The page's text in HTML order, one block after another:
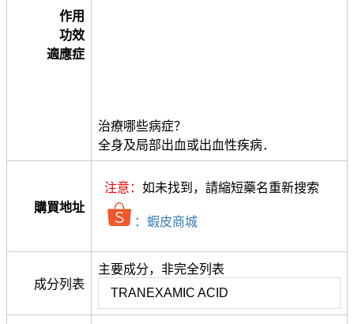
作用
功效
適應症
治療哪些病症？
全身及局部出血或出血性疾病．
購買地址
注意： 如未找到，請縮短藥名重新搜索
：蝦皮商城
成分列表
主要成分，非完全列表
TRANEXAMIC ACID